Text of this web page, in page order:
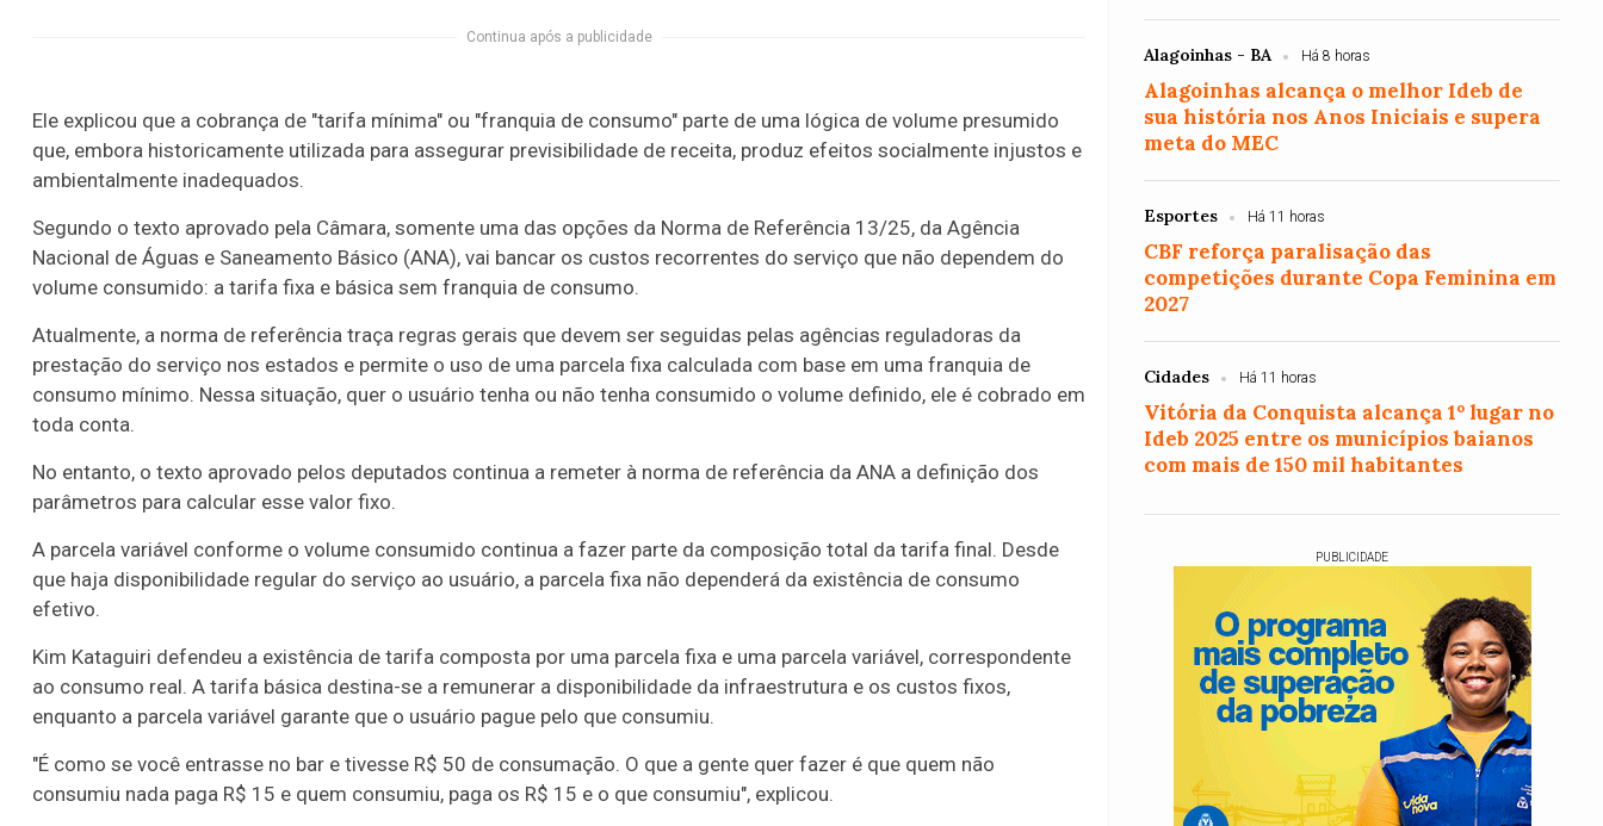
Continua após a publicidade
Ele explicou que a cobrança de "tarifa mínima" ou "franquia de consumo" parte de uma lógica de volume presumido
que, embora historicamente utilizada para assegurar previsibilidade de receita, produz efeitos socialmente injustos e
ambientalmente inadequados.
Segundo o texto aprovado pela Câmara, somente uma das opções da Norma de Referência 13/25, da Agência
Nacional de Águas e Saneamento Básico (ANA), vai bancar os custos recorrentes do serviço que não dependem do
volume consumido: a tarifa fixa e básica sem franquia de consumo.
Atualmente, a norma de referência traça regras gerais que devem ser seguidas pelas agências reguladoras da
prestação do serviço nos estados e permite o uso de uma parcela fixa calculada com base em uma franquia de
consumo mínimo. Nessa situação, quer o usuário tenha ou não tenha consumido o volume definido, ele é cobrado em
toda conta.
No entanto, o texto aprovado pelos deputados continua a remeter à norma de referência da ANA a definição dos
parâmetros para calcular esse valor fixo.
A parcela variável conforme o volume consumido continua a fazer parte da composição total da tarifa final. Desde
que haja disponibilidade regular do serviço ao usuário, a parcela fixa não dependerá da existência de consumo
efetivo.
Kim Kataguiri defendeu a existência de tarifa composta por uma parcela fixa e uma parcela variável, correspondente
ao consumo real. A tarifa básica destina-se a remunerar a disponibilidade da infraestrutura e os custos fixos,
enquanto a parcela variável garante que o usuário pague pelo que consumiu.
"É como se você entrasse no bar e tivesse R$ 50 de consumação. O que a gente quer fazer é que quem não
consumiu nada paga R$ 15 e quem consumiu, paga os R$ 15 e o que consumiu", explicou.
Alagoinhas - BA Há 8 horas
Alagoinhas alcança o melhor Ideb de
sua história nos Anos Iniciais e supera
meta do MEC
Esportes Há 11 horas
CBF reforça paralisação das
competições durante Copa Feminina em
2027
Cidades Há 11 horas
Vitória da Conquista alcança 1º lugar no
Ideb 2025 entre os municípios baianos
com mais de 150 mil habitantes
PUBLICIDADE